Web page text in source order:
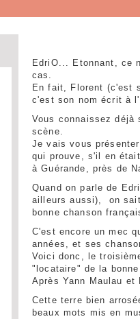
EdriO... Etonnant, ce
cas.
En fait, Florent (c'est
c'est son nom écrit à
Vous connaissez déjà
scène.
Je vais vous
qui prouve, s'il en
à Guérande, près de
Quand on parle de
ailleurs aussi), on
bonne chanson
C'est encore un mec
années, et ses
Voici donc, le
"locataire" de la
Après Yann Maulau
Cette terre bien
beaux mots mis en